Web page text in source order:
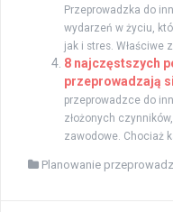
Przeprowadzka do
wydarzeń w życiu,
jak i stres. Właściwe
8 najczęstszych
przeprowadzają
przeprowadzce do
złożonych
zawodowe. Chociaż
Planowanie